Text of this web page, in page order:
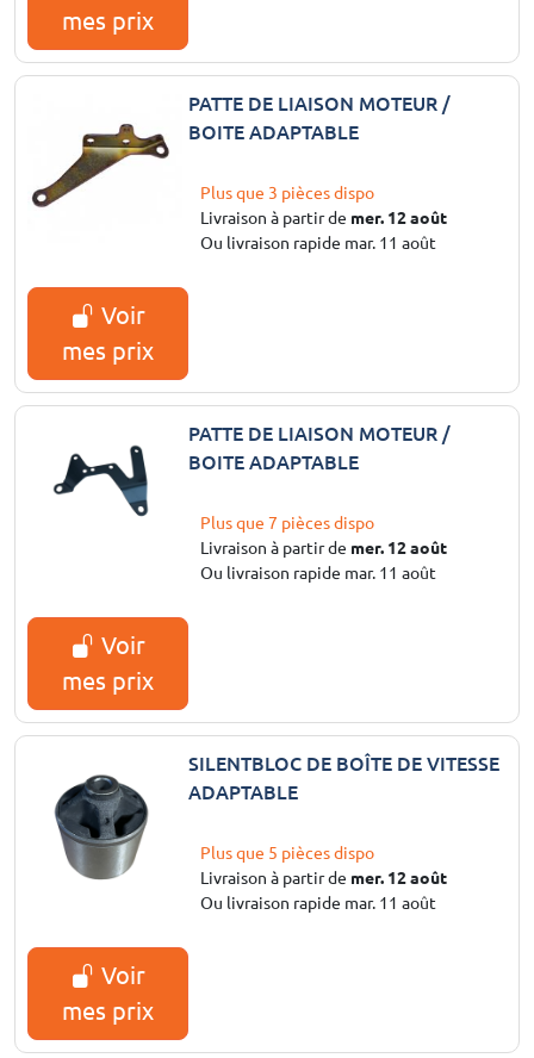
mes prix
PATTE DE LIAISON MOTEUR /
BOITE ADAPTABLE
Plus que 3 pièces dispo
Livraison à partir de mer. 12 août
Ou livraison rapide mar. 11 août
Voir
mes prix
PATTE DE LIAISON MOTEUR /
BOITE ADAPTABLE
Plus que 7 pièces dispo
Livraison à partir de mer. 12 août
Ou livraison rapide mar. 11 août
Voir
mes prix
SILENTBLOC DE BOÎTE DE VITESSE
ADAPTABLE
Plus que 5 pièces dispo
Livraison à partir de mer. 12 août
Ou livraison rapide mar. 11 août
Voir
mes prix